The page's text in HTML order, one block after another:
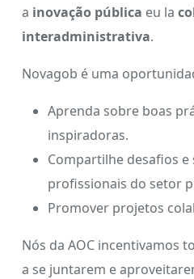
a inovação pública eu la
interadministrativa.
Novagob é uma
Aprenda sobre boas
inspiradoras.
Compartilhe desafios
profissionais do setor
Promover projetos
Nós da AOC incentivamos
a se juntarem e